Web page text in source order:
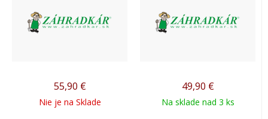
55,90 €
Nie je na Sklade
49,90 €
Na sklade nad 3 ks